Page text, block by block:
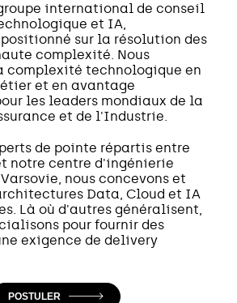
groupe international de conseil
et IA,
sur la résolution des
complexité. Nous
complexité technologique en
et en avantage
les leaders mondiaux de la
et de l'Industrie.
de pointe répartis entre
notre centre d'ingénierie
nous concevons et
Data, Cloud et IA
Là où d'autres généralisent,
pour fournir des
exigence de delivery
POSTULER